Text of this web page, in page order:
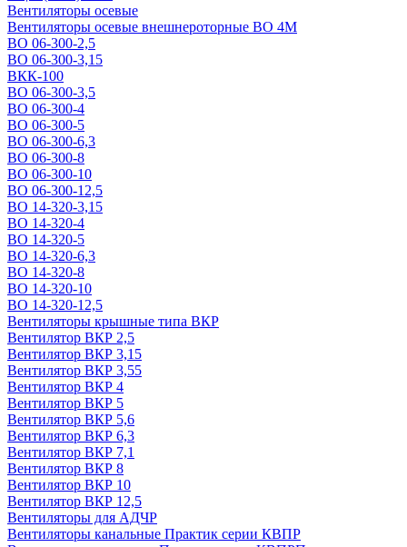
Вентиляторы осевые
Вентиляторы осевые внешнероторные ВО 4М
ВО 06-300-2,5
ВО 06-300-3,15
ВКК-100
ВО 06-300-3,5
ВО 06-300-4
ВО 06-300-5
ВО 06-300-6,3
ВО 06-300-8
ВО 06-300-10
ВО 06-300-12,5
ВО 14-320-3,15
ВО 14-320-4
ВО 14-320-5
ВО 14-320-6,3
ВО 14-320-8
ВО 14-320-10
ВО 14-320-12,5
Вентиляторы крышные типа ВКР
Вентилятор ВКР 2,5
Вентилятор ВКР 3,15
Вентилятор ВКР 3,55
Вентилятор ВКР 4
Вентилятор ВКР 5
Вентилятор ВКР 5,6
Вентилятор ВКР 6,3
Вентилятор ВКР 7,1
Вентилятор ВКР 8
Вентилятор ВКР 10
Вентилятор ВКР 12,5
Вентиляторы для АДЧР
Вентиляторы канальные Практик серии КВПР